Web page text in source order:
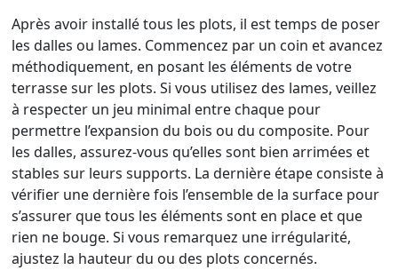
Après avoir installé tous les plots, il est temps de poser
les dalles ou lames. Commencez par un coin et avancez
méthodiquement, en posant les éléments de votre
terrasse sur les plots. Si vous utilisez des lames, veillez
à respecter un jeu minimal entre chaque pour
permettre l’expansion du bois ou du composite. Pour
les dalles, assurez-vous qu’elles sont bien arrimées et
stables sur leurs supports. La dernière étape consiste à
vérifier une dernière fois l’ensemble de la surface pour
s’assurer que tous les éléments sont en place et que
rien ne bouge. Si vous remarquez une irrégularité,
ajustez la hauteur du ou des plots concernés.